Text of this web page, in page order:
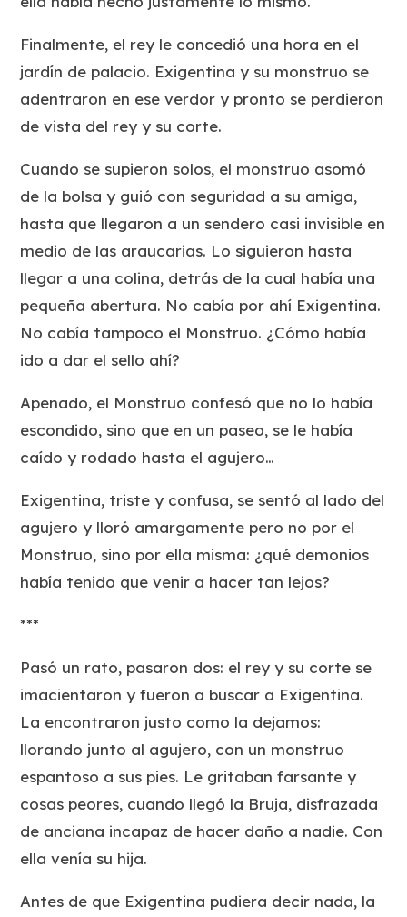
Finalmente, el rey le concedió una hora en el
jardín de palacio. Exigentina y su monstruo se
adentraron en ese verdor y pronto se perdieron
de vista del rey y su corte.
Cuando se supieron solos, el monstruo asomó
de la bolsa y guió con seguridad a su amiga,
hasta que llegaron a un sendero casi invisible en
medio de las araucarias. Lo siguieron hasta
llegar a una colina, detrás de la cual había una
pequeña abertura. No cabía por ahí Exigentina.
No cabía tampoco el Monstruo. ¿Cómo había
ido a dar el sello ahí?
Apenado, el Monstruo confesó que no lo había
escondido, sino que en un paseo, se le había
caído y rodado hasta el agujero…
Exigentina, triste y confusa, se sentó al lado del
agujero y lloró amargamente pero no por el
Monstruo, sino por ella misma: ¿qué demonios
había tenido que venir a hacer tan lejos?
***
Pasó un rato, pasaron dos: el rey y su corte se
imacientaron y fueron a buscar a Exigentina.
La encontraron justo como la dejamos:
llorando junto al agujero, con un monstruo
espantoso a sus pies. Le gritaban farsante y
cosas peores, cuando llegó la Bruja, disfrazada
de anciana incapaz de hacer daño a nadie. Con
ella venía su hija.
Antes de que Exigentina pudiera decir nada, la